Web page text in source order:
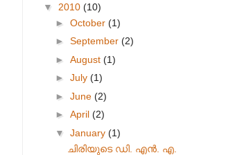
▼ 2010 (10)
► October (1)
► September (2)
► August (1)
► July (1)
► June (2)
► April (2)
▼ January (1)
ചിരിയുടെ ഡി. എൻ. എ.